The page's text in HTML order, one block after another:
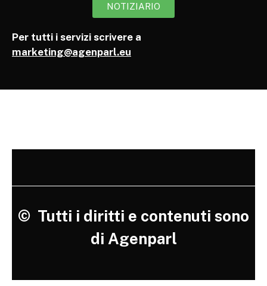
NOTIZIARIO
Per tutti i servizi scrivere a
marketing@agenparl.eu
© Tutti i diritti e contenuti sono
di Agenparl